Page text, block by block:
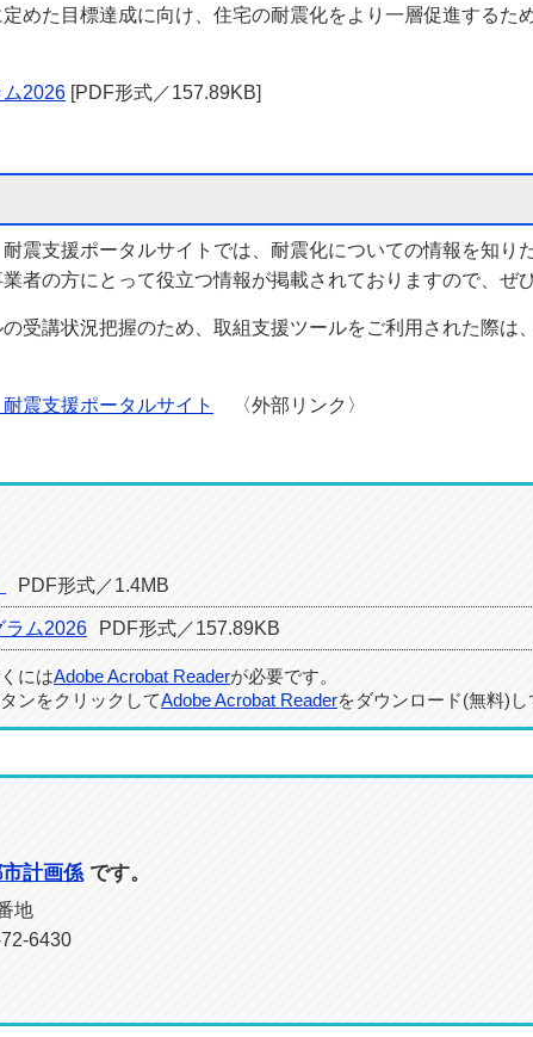
めた目標達成に向け、住宅の耐震化をより一層促進するた
2026 [PDF形式／157.89KB]
支援ポータルサイトでは、耐震化についての情報を知り
者の方にとって役立つ情報が掲載されておりますので、ぜ
受講状況把握のため、取組支援ツールをご利用された際は
震支援ポータルサイト 〈外部リンク〉
PDF形式／1.4MB
ラム2026 PDF形式／157.89KB
にはAdobe Acrobat Readerが必要です。
ンをクリックしてAdobe Acrobat Readerをダウンロード(無料)し
計画係 です。
地
6430